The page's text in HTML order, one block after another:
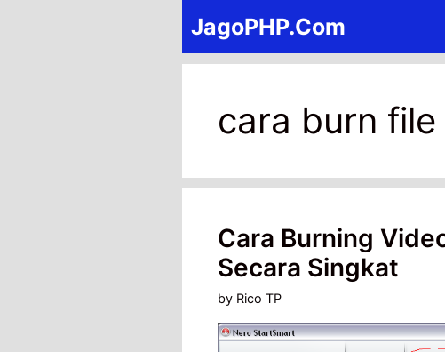
JagoPHP.Com
cara burn file
Cara Burning
Secara Singkat
by Rico TP